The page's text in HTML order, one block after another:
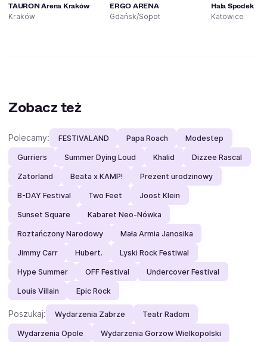
TAURON Arena Kraków
Kraków
ERGO ARENA
Gdańsk/Sopot
Hala Spodek
Katowice
Zobacz też
Polecamy: FESTIVALAND Papa Roach Modestep
Gurriers Summer Dying Loud Khalid Dizzee Rascal
Zatorland Beata x KAMP! Prezent urodzinowy
B-DAY Festival Two Feet Joost Klein
Sunset Square Kabaret Neo-Nówka
Roztańczony Narodowy Mała Armia Janosika
Jimmy Carr Hubert. Lyski Rock Festiwal
Hype Summer OFF Festival Undercover Festival
Louis Villain Epic Rock
Poszukaj: Wydarzenia Zabrze Teatr Radom
Wydarzenia Opole Wydarzenia Gorzow Wielkopolski